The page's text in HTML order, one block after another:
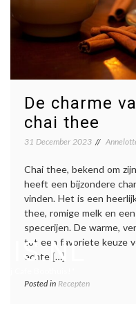
De charme
chai thee
31 December 2023
Chai thee, bekend om
heeft een bijzondere
vinden. Het is een
thee, romige melk en
specerijen. De warme,
tot een favoriete keuze
echte […]
Posted in Recepten